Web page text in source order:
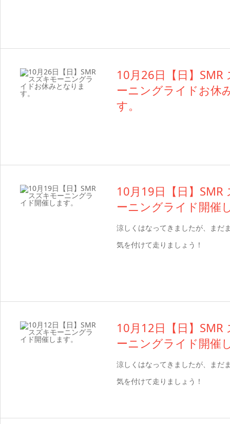
10月26日【日】SMR
ーニングライドお休
す。
10月19日【日】SMR
ーニングライド開催
涼しくはなってきましたが、まだ
気を付けて走りましょう！
10月12日【日】SMR
ーニングライド開催
涼しくはなってきましたが、まだ
気を付けて走りましょう！